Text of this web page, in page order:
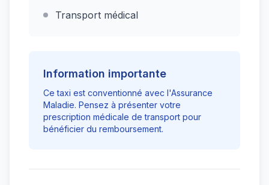
Transport médical
Information importante
Ce taxi est conventionné avec l'Assurance
Maladie. Pensez à présenter votre
prescription médicale de transport pour
bénéficier du remboursement.